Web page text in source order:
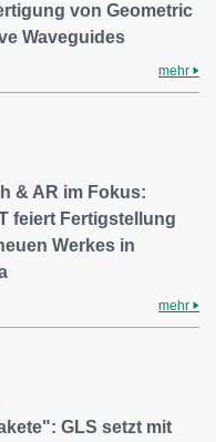
von Geometric
Waveguides
mehr
& AR im Fokus:
feiert Fertigstellung
Werkes in
mehr
GLS setzt mit